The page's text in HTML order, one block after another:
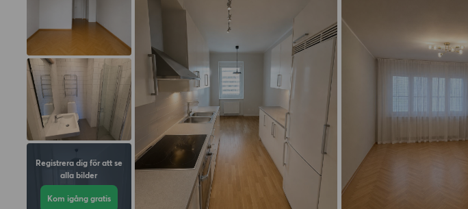
Registrera dig för att se
alla bilder
Kom igång gratis